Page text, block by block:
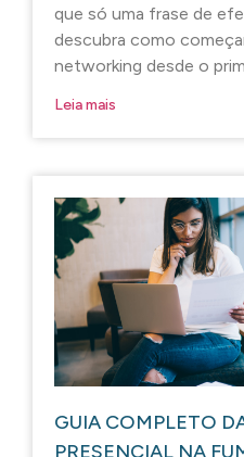
que só uma frase de
descubra como
networking desde o
Leia mais
GUIA COMPLETO
PRESENCIAL NA